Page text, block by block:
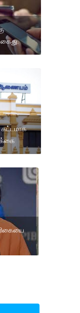
கைது.
கட்டமாக